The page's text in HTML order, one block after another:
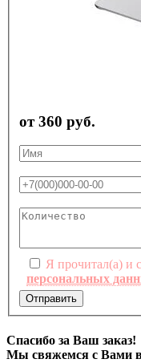
от 360 руб.
Я прочитал(а) и
персональных
Отправить
Спасибо за Ваш заказ!
Мы свяжемся с Вами